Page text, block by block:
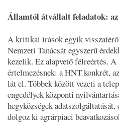
Államtól átvállalt feladatok: az
A kritikai írások egyik visszatérő
Nemzeti Tanácsát egyszerű
kezelik. Ez alapvető félreértés.
értelmezésnek: a HNT konkrét,
lát el. Többek között vezeti a
engedélyek központi
hegyközségek
dolgoz ki agrárpiaci